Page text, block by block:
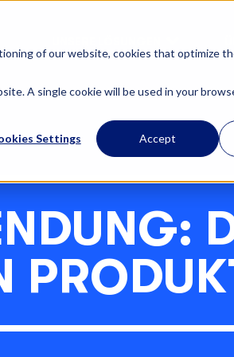
of our website, cookies that optimize
A single cookie will be used in your
Settings Accept